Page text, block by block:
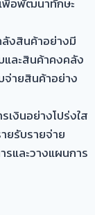
งสินค้าอย่างมี
ละสินค้าคงคลัง
จ่ายสินค้าอย่าง
เงินอย่างโปร่งใส
ยรับรายจ่าย
รและวางแผนการ